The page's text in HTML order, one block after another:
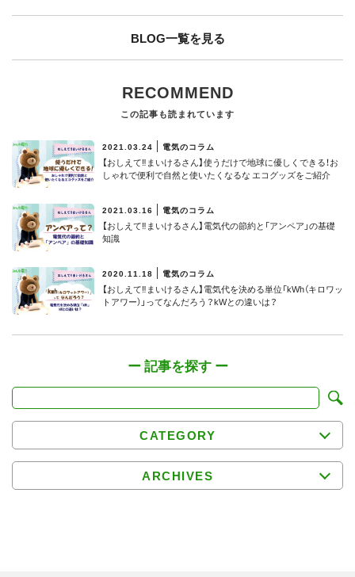
BLOG一覧を見る
RECOMMEND
この記事も読まれています
2021.03.24 電気のコラム
【おしえて‼まいけるさん】使うだけで地球に優しくできる！お
しゃれで便利で自然と使いたくなるな エコグッズをご紹介
2021.03.16 電気のコラム
【おしえて‼まいけるさん】電気代の節約と「アンペア」の基礎
知識
2020.11.18 電気のコラム
【おしえて‼まいけるさん】電気代を決める単位「kWh（キロワッ
トアワー）」ってなんだろう？kWとの違いは？
CATEGORY
ARCHIVES